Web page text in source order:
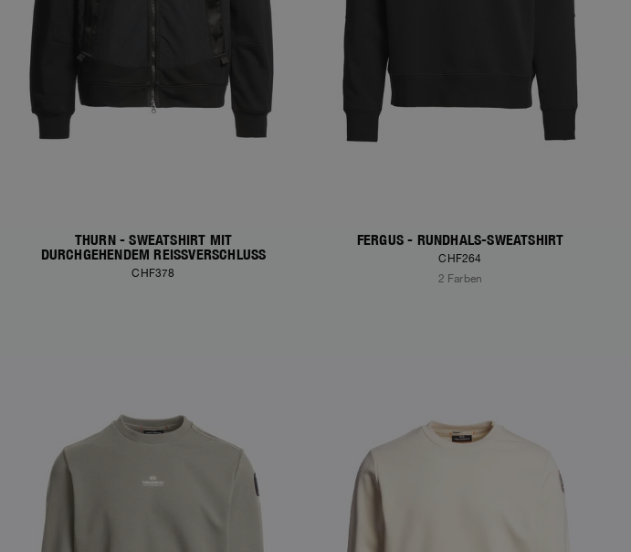
THURN - SWEATSHIRT MIT
DURCHGEHENDEM REISSVERSCHLUSS
CHF378
FERGUS - RUNDHALS-SWEATSHIRT
CHF264
2 Farben